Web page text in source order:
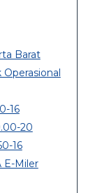
Barat
16
20
16
E-Miler